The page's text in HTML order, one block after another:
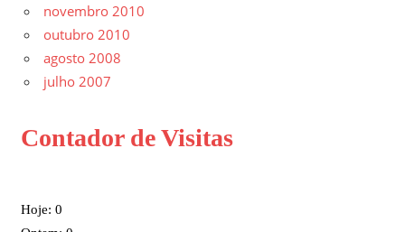
novembro 2010
outubro 2010
agosto 2008
julho 2007
Contador de Visitas
Hoje: 0